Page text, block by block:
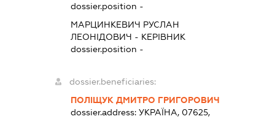
dossier.position -
МАРЦИНКЕВИЧ РУСЛАН
ЛЕОНІДОВИЧ - КЕРІВНИК
dossier.position -
dossier.beneficiaries:
ПОЛІЩУК ДМИТРО ГРИГОРОВИЧ
dossier.address:УКРАЇНА, 07625,